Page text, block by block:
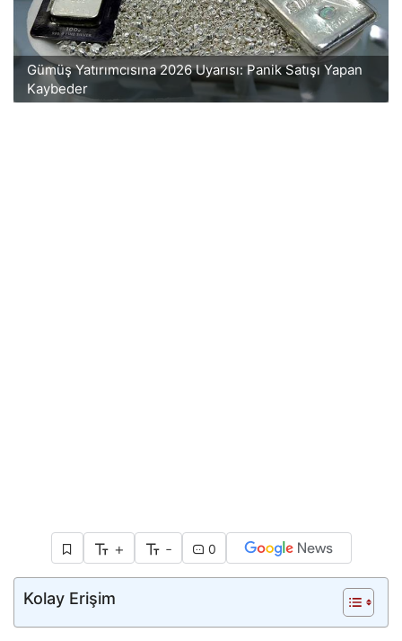
Gümüş Yatırımcısına 2026 Uyarısı: Panik Satışı Yapan
Kaybeder
+ - 0
Kolay Erişim